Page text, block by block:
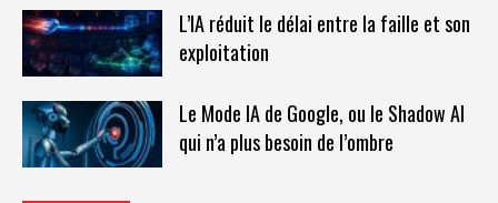
L’IA réduit le délai entre la faille et son
exploitation
Le Mode IA de Google, ou le Shadow AI
qui n’a plus besoin de l’ombre